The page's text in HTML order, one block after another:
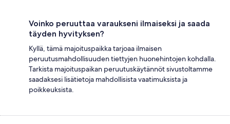
Voinko peruuttaa varaukseni ilmaiseksi ja saada
täyden hyvityksen?
Kyllä, tämä majoituspaikka tarjoaa ilmaisen
peruutusmahdollisuuden tiettyjen huonehintojen kohdalla.
Tarkista majoituspaikan peruutuskäytännöt sivustoltamme
saadaksesi lisätietoja mahdollisista vaatimuksista ja
poikkeuksista.